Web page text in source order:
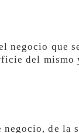
negocio que
del mismo
negocio, de